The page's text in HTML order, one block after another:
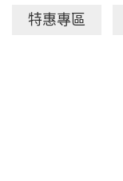
特惠專區